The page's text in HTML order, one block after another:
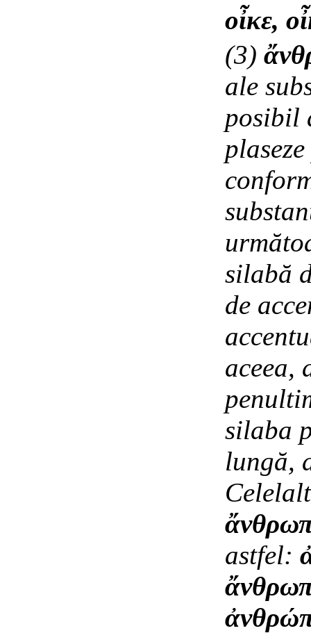
οἶκε,
(3)
ale
posibil
silabă
de
aceea,
silaba
lungă,
astfel: